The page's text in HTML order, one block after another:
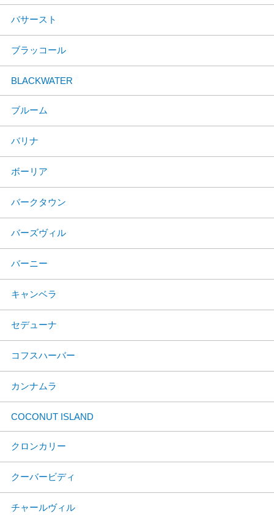
バサースト
ブラッコール
BLACKWATER
ブルーム
バリナ
ボーリア
バークタウン
バーズヴィル
バーニー
キャンベラ
セデューナ
コフスハーバー
カンナムラ
COCONUT ISLAND
クロンカリー
クーバービディ
チャールヴィル